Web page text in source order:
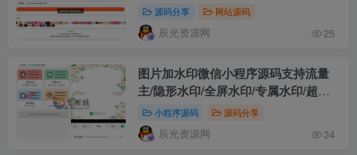
源码分享 网站源码
辰光资源网 25
图片加水印微信小程序源码支持流量
主/隐形水印/全屏水印/专属水印/超级
横幅/位置大小透明度调整
小程序源码 源码分享
辰光资源网 34